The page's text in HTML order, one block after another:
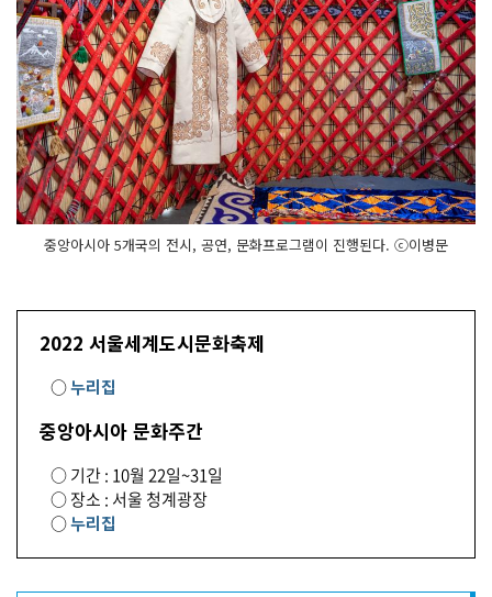
중앙아시아 5개국의 전시, 공연, 문화프로그램이 진행된다. ⓒ이병문
2022 서울세계도시문화축제
○누리집
중앙아시아 문화주간
○ 기간 : 10월 22일~31일
○ 장소 : 서울 청계광장
○누리집